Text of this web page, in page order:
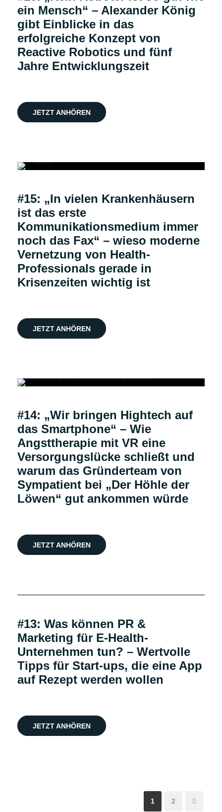
ein Mensch“ – Alexander König
gibt Einblicke in das
erfolgreiche Konzept von
Reactive Robotics und fünf
Jahre Entwicklungszeit
JETZT ANHÖREN
#15: „In vielen Krankenhäusern
ist das erste
Kommunikationsmedium immer
noch das Fax“ – wieso moderne
Vernetzung von Health-
Professionals gerade in
Krisenzeiten wichtig ist
JETZT ANHÖREN
#14: „Wir bringen Hightech auf
das Smartphone“ – Wie
Angsttherapie mit VR eine
Versorgungslücke schließt und
warum das Gründerteam von
Sympatient bei „Der Höhle der
Löwen“ gut ankommen würde
JETZT ANHÖREN
#13: Was können PR &
Marketing für E-Health-
Unternehmen tun? – Wertvolle
Tipps für Start-ups, die eine App
auf Rezept werden wollen
JETZT ANHÖREN
1 2